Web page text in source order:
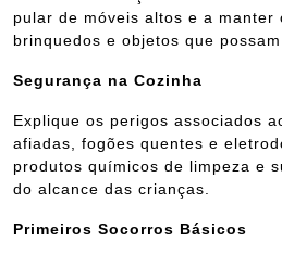
pular de móveis altos e a manter
brinquedos e objetos que
Segurança na Cozinha
Explique os perigos associados
afiadas, fogões quentes e
produtos químicos de limpeza e
do alcance das crianças.
Primeiros Socorros Básicos